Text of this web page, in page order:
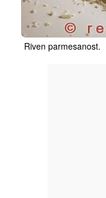
Riven parmesanost.